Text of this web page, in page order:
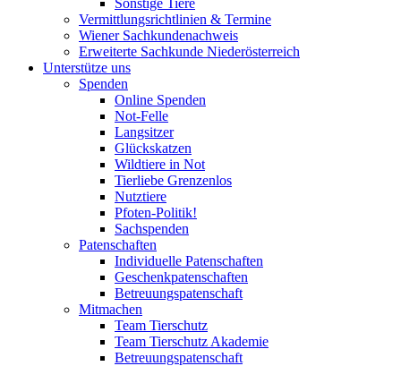
Sonstige Tiere
Vermittlungsrichtlinien & Termine
Wiener Sachkundenachweis
Erweiterte Sachkunde Niederösterreich
Unterstütze uns
Spenden
Online Spenden
Not-Felle
Langsitzer
Glückskatzen
Wildtiere in Not
Tierliebe Grenzenlos
Nutztiere
Pfoten-Politik!
Sachspenden
Patenschaften
Individuelle Patenschaften
Geschenkpatenschaften
Betreuungspatenschaft
Mitmachen
Team Tierschutz
Team Tierschutz Akademie
Betreuungspatenschaft